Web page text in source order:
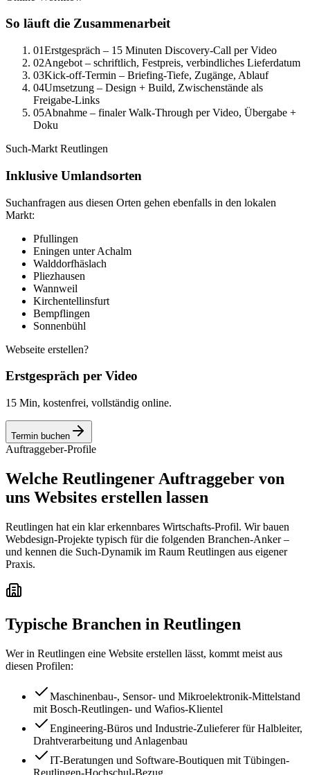
So läuft die Zusammenarbeit
01Erstgespräch – 15 Minuten Discovery-Call per Video
02Angebot – schriftlich, Festpreis, verbindliches Lieferdatum
03Kick-off-Termin – Briefing-Tiefe, Zugänge, Ablauf
04Umsetzung – Design + Build, Zwischenstände als
Freigabe-Links
05Abnahme – finaler Walk-Through per Video, Übergabe +
Doku
Such-Markt Reutlingen
Inklusive Umlandsorten
Suchanfragen aus diesen Orten gehen ebenfalls in den lokalen
Markt:
Pfullingen
Eningen unter Achalm
Walddorfhäslach
Pliezhausen
Wannweil
Kirchentellinsfurt
Bempflingen
Sonnenbühl
Webseite erstellen?
Erstgespräch per Video
15 Min, kostenfrei, vollständig online.
Termin buchen
Auftraggeber-Profile
Welche Reutlingener Auftraggeber von
uns Websites erstellen lassen
Reutlingen hat ein klar erkennbares Wirtschafts-Profil. Wir bauen
Webdesign-Projekte typisch für die folgenden Branchen-Anker –
und kennen die Such-Dynamik im Raum Reutlingen aus eigener
Praxis.
Typische Branchen in Reutlingen
Wer in Reutlingen eine Website erstellen lässt, kommt meist aus
diesen Profilen:
Maschinenbau-, Sensor- und Mikroelektronik-Mittelstand
mit Bosch-Reutlingen- und Wafios-Klientel
Engineering-Büros und Industrie-Zulieferer für Halbleiter,
Drahtverarbeitung und Anlagenbau
IT-Beratungen und Software-Boutiquen mit Tübingen-
Reutlingen-Hochschul-Bezug